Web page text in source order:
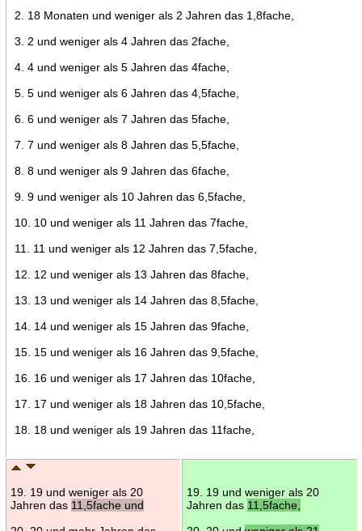
2. 18 Monaten und weniger als 2 Jahren das 1,8fache,
3. 2 und weniger als 4 Jahren das 2fache,
4. 4 und weniger als 5 Jahren das 4fache,
5. 5 und weniger als 6 Jahren das 4,5fache,
6. 6 und weniger als 7 Jahren das 5fache,
7. 7 und weniger als 8 Jahren das 5,5fache,
8. 8 und weniger als 9 Jahren das 6fache,
9. 9 und weniger als 10 Jahren das 6,5fache,
10. 10 und weniger als 11 Jahren das 7fache,
11. 11 und weniger als 12 Jahren das 7,5fache,
12. 12 und weniger als 13 Jahren das 8fache,
13. 13 und weniger als 14 Jahren das 8,5fache,
14. 14 und weniger als 15 Jahren das 9fache,
15. 15 und weniger als 16 Jahren das 9,5fache,
16. 16 und weniger als 17 Jahren das 10fache,
17. 17 und weniger als 18 Jahren das 10,5fache,
18. 18 und weniger als 19 Jahren das 11fache,
19. 19 und weniger als 20
Jahren das 11,5fache und
19. 19 und weniger als 20
Jahren das 11,5fache,